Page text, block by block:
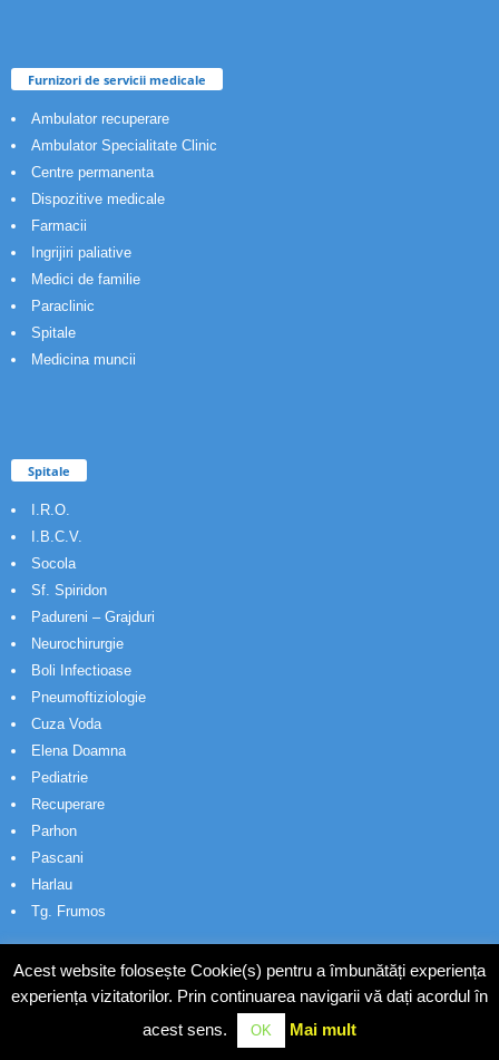
Furnizori de servicii medicale
Ambulator recuperare
Ambulator Specialitate Clinic
Centre permanenta
Dispozitive medicale
Farmacii
Ingrijiri paliative
Medici de familie
Paraclinic
Spitale
Medicina muncii
Spitale
I.R.O.
I.B.C.V.
Socola
Sf. Spiridon
Padureni – Grajduri
Neurochirurgie
Boli Infectioase
Pneumoftiziologie
Cuza Voda
Elena Doamna
Pediatrie
Recuperare
Parhon
Pascani
Harlau
Tg. Frumos
© Wakatech
Acest website folosește Cookie(s) pentru a îmbunătăți experiența
experiența vizitatorilor. Prin continuarea navigarii vă dați acordul în
acest sens.
OK Mai mult